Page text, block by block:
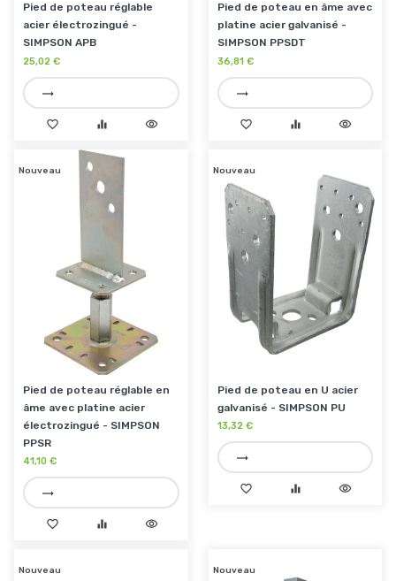
Pied de poteau réglable
acier électrozingué -
SIMPSON APB
25,02 €
trending_flat
favorite_border equalizer visibility
Pied de poteau en âme avec
platine acier galvanisé -
SIMPSON PPSDT
36,81 €
trending_flat
favorite_border equalizer visibility
Nouveau
Pied de poteau réglable en
âme avec platine acier
électrozingué - SIMPSON
PPSR
41,10 €
trending_flat
favorite_border equalizer visibility
Nouveau
Pied de poteau en U acier
galvanisé - SIMPSON PU
13,32 €
trending_flat
favorite_border equalizer visibility
Nouveau Nouveau